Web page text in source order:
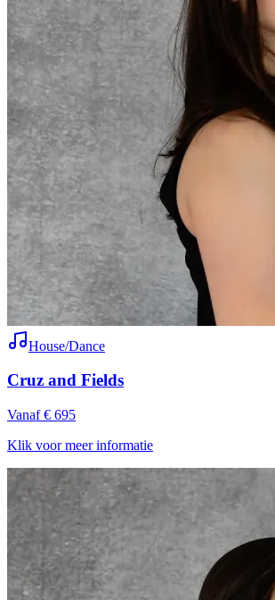
House/Dance
Cruz and Fields
Vanaf € 695
Klik voor meer informatie